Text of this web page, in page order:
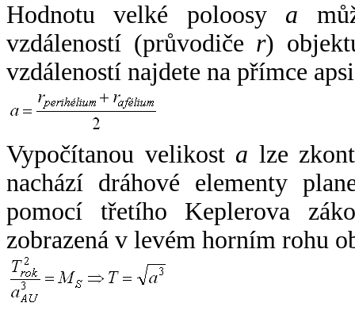
Hodnotu velké poloosy a
vzdáleností (průvodiče r)
vzdáleností najdete na přímce
Vypočítanou velikost a lze
nachází dráhové elementy
pomocí třetího Keplerova
zobrazená v levém horním rohu